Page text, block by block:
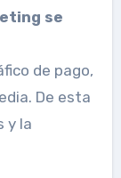
se
de pago,
De esta
y la